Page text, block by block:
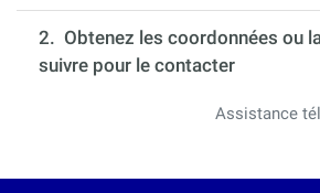
2. Obtenez les coordonnées ou
suivre pour le contacter
Assistance